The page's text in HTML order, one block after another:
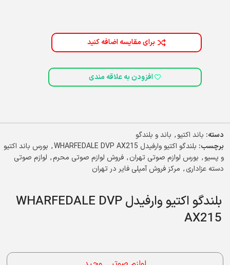
برای مقایسه اضافه کنید
افزودن به علاقه مندی
دسته: باند اکتیو, باند و بلندگو
برچسب: بلندگو اکتیو وارفیدل WHARFEDALE DVP AX215 , بورس باند اکتیو
و پسیو, بورس لوازم صوتی تهران, فروش لوازم صوتی محرم, لوازم صوتی
دسته عزاداری, مرکز فروش آمپلی فایر در تهران
بلندگو اکتیو وارفیدل WHARFEDALE DVP
AX215